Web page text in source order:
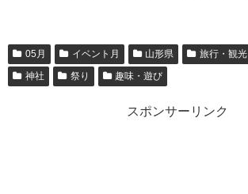
05月 イベント月 山形県 旅行・観光
神社
祭り 趣味・遊び
スポンサーリンク